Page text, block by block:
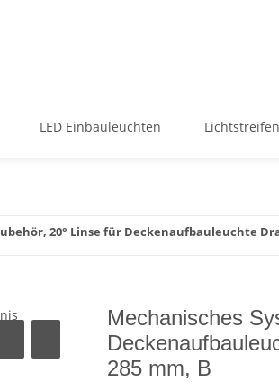
LED Einbauleuchten Lichtstreifen
20° Linse für Deckenaufbauleuchte
Mechanisches
285 mm, B